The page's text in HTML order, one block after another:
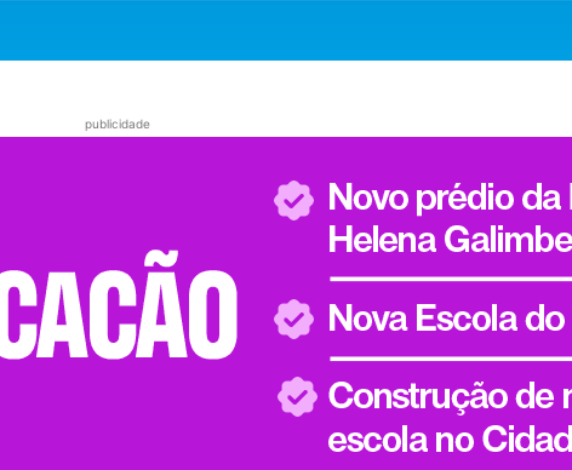
publicidade